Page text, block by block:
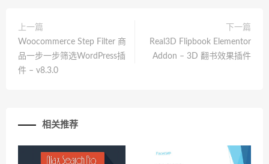
上一篇
Woocommerce Step Filter 商
品一步一步筛选WordPress插
件 – v8.3.0
下一篇
Real3D Flipbook Elementor
Addon – 3D 翻书效果插件
相关推荐